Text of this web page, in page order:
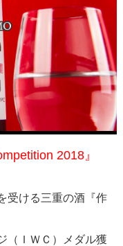
2018』
受ける三重の酒『作
（ＩＷＣ）メダル獲